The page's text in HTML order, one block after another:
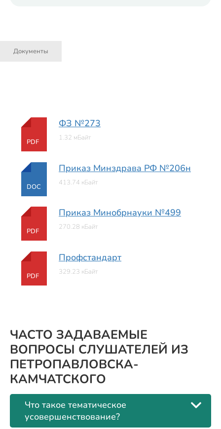
Документы
PDF
ФЗ №273
1.32 мБайт
DOC
Приказ Минздрава РФ №206н
413.74 кБайт
PDF
Приказ Минобрнауки №499
270.28 кБайт
PDF
Профстандарт
329.23 кБайт
ЧАСТО ЗАДАВАЕМЫЕ
ВОПРОСЫ СЛУШАТЕЛЕЙ ИЗ
ПЕТРОПАВЛОВСКА-
КАМЧАТСКОГО
Что такое тематическое
усовершенствование?